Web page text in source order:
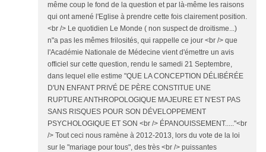
même coup le fond de la question et par là-même les raisons
qui ont amené l'Eglise à prendre cette fois clairement position.
<br /> Le quotidien Le Monde ( non suspect de droitisme...)
n"a pas les mêmes frilosités, qui rappelle ce jour <br /> que
l'Académie Nationale de Médecine vient d'émettre un avis
officiel sur cette question, rendu le samedi 21 Septembre,
dans lequel elle estime "QUE LA CONCEPTION DÉLIBÉRÉE
D'UN ENFANT PRIVÉ DE PÈRE CONSTITUE UNE
RUPTURE ANTHROPOLOGIQUE MAJEURE ET N'EST PAS
SANS RISQUES POUR SON DÉVELOPPEMENT
PSYCHOLOGIQUE ET SON <br /> ÉPANOUISSEMENT....."<br
/> Tout ceci nous ramène à 2012-2013, lors du vote de la loi
sur le "mariage pour tous", des très <br /> puissantes